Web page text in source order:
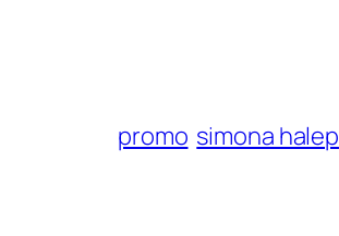
promo simona halep